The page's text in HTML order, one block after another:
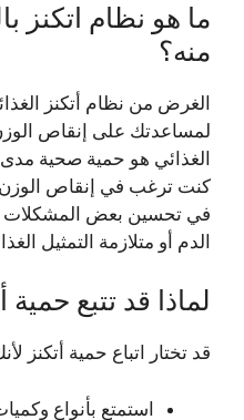
ما هو نظام اتكنز
منه؟
الغرض من نظام أتكنز
لمساعدتك على إنقاص
الغذائي هو حمية صحية مدى
كنت ترغب في إنقاص الوزن
في تحسين بعض المشكلات
الدم أو متلازمة التمثيل
لماذا قد تتبع حمية
قد تختار اتباع حمية أتكنز
استمتع بأنواع